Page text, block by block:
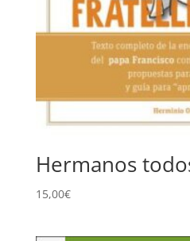
Hermanos
15,00€